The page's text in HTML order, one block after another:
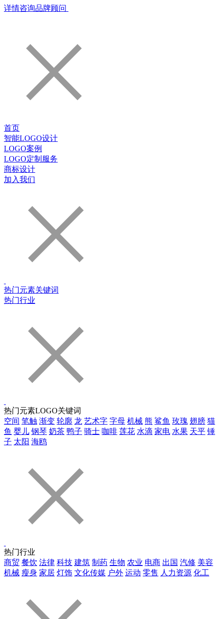
详情咨询品牌顾问
首页
智能LOGO设计
LOGO案例
LOGO定制服务
商标设计
加入我们
热门元素关键词
热门行业
热门元素LOGO关键词
空间 笔触 渐变 轮廓 龙 艺术字 字母 机械 熊 鲨鱼 玫瑰 翅膀 猫
鱼 婴儿 钢琴 奶茶 鸭子 骑士 咖啡 莲花 水滴 家电 水果 天平 锤
子 太阳 海鸥
热门行业
商贸 餐饮 法律 科技 建筑 制药 生物 农业 电商 出国 汽修 美容
机械 瘦身 家居 灯饰 文化传媒 户外 运动 零售 人力资源 化工